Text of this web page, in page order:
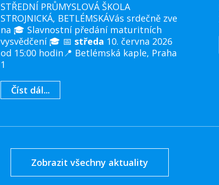
STŘEDNÍ PRŮMYSLOVÁ ŠKOLA
STROJNICKÁ, BETLÉMSKÁVás srdečně zve
na 🎓 Slavnostní předání maturitních
vysvědčení 🎓 📅 středa 10. června 2026
od 15:00 hodin📍 Betlémská kaple, Praha
1
Číst dál...
Zobrazit všechny aktuality